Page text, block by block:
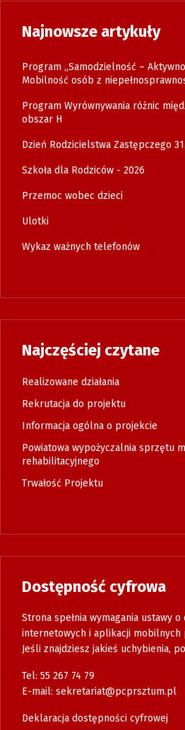
Najnowsze artykuły
Program „Samodzielność –
Mobilność osób z
Program Wyrównywania różnic
obszar H
Dzień Rodzicielstwa Zastępczego
Szkoła dla Rodziców - 2026
Przemoc wobec dzieci
Ulotki
Wykaz ważnych telefonów
Najczęściej czytane
Realizowane działania
Rekrutacja do projektu
Informacja ogólna o projekcie
Powiatowa wypożyczalnia sprzętu
rehabilitacyjnego
Trwałość Projektu
Dostępność cyfrowa
Strona spełnia wymagania ustawy
internetowych i aplikacji mobilnych
Jeśli znajdziesz jakieś uchybienia,
Tel: 55 267 74 79
E-mail: sekretariat@pcprsztum.pl
Deklaracja dostępności cyfrowej